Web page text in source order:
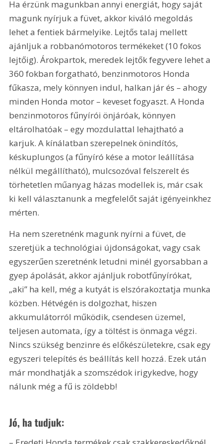
Ha érzünk magunkban annyi energiát, hogy saját
magunk nyírjuk a füvet, akkor kiváló megoldás
lehet a fentiek bármelyike. Lejtős talaj mellett
ajánljuk a robbanómotoros termékeket (10 fokos
lejtőig). Árokpartok, meredek lejtők fegyvere lehet a
360 fokban forgatható, benzinmotoros Honda
fűkasza, mely könnyen indul, halkan jár és – ahogy
minden Honda motor – keveset fogyaszt. A Honda
benzinmotoros fűnyírói önjáróak, könnyen
eltárolhatóak – egy mozdulattal lehajtható a
karjuk. A kínálatban szerepelnek önindítós,
késkuplungos (a fűnyíró kése a motor leállítása
nélkül megállítható), mulcsozóval felszerelt és
törhetetlen műanyag házas modellek is, már csak
ki kell választanunk a megfelelőt saját igényeinkhez
mérten.
Ha nem szeretnénk magunk nyírni a füvet, de
szeretjük a technológiai újdonságokat, vagy csak
egyszerűen szeretnénk letudni minél gyorsabban a
gyep ápolását, akkor ajánljuk robotfűnyírókat,
„aki” ha kell, még a kutyát is elszórakoztatja munka
közben. Hétvégén is dolgozhat, hiszen
akkumulátorról működik, csendesen üzemel,
teljesen automata, így a töltést is önmaga végzi.
Nincs szükség benzinre és előkészületekre, csak egy
egyszeri telepítés és beállítás kell hozzá. Ezek után
már mondhatják a szomszédok irigykedve, hogy
nálunk még a fű is zöldebb!
Jó, ha tudjuk: